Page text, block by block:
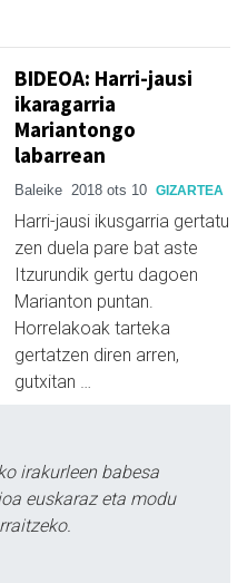
BIDEOA: Harri-jausi
ikaragarria
Mariantongo
labarrean
Baleike 2018 ots 10 GIZARTEA
Harri-jausi ikusgarria gertatu
zen duela pare bat aste
Itzurundik gertu dagoen
Marianton puntan.
Horrelakoak tarteka
gertatzen diren arren,
gutxitan …
irakurleen babesa
euskaraz eta modu